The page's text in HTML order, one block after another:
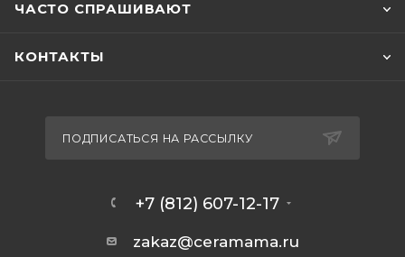
ЧАСТО СПРАШИВАЮТ
КОНТАКТЫ
ПОДПИСАТЬСЯ НА РАССЫЛКУ
+7 (812) 607-12-17
zakaz@ceramama.ru